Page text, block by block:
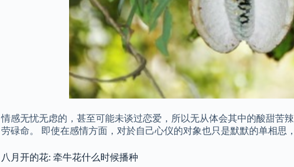
情感无忧无虑的，甚至可能未谈过恋爱，所以无从体会其中的酸甜苦
劳碌命。 即使在感情方面，对於自己心仪的对象也只是默默的单相思
八月开的花: 牵牛花什么时候播种